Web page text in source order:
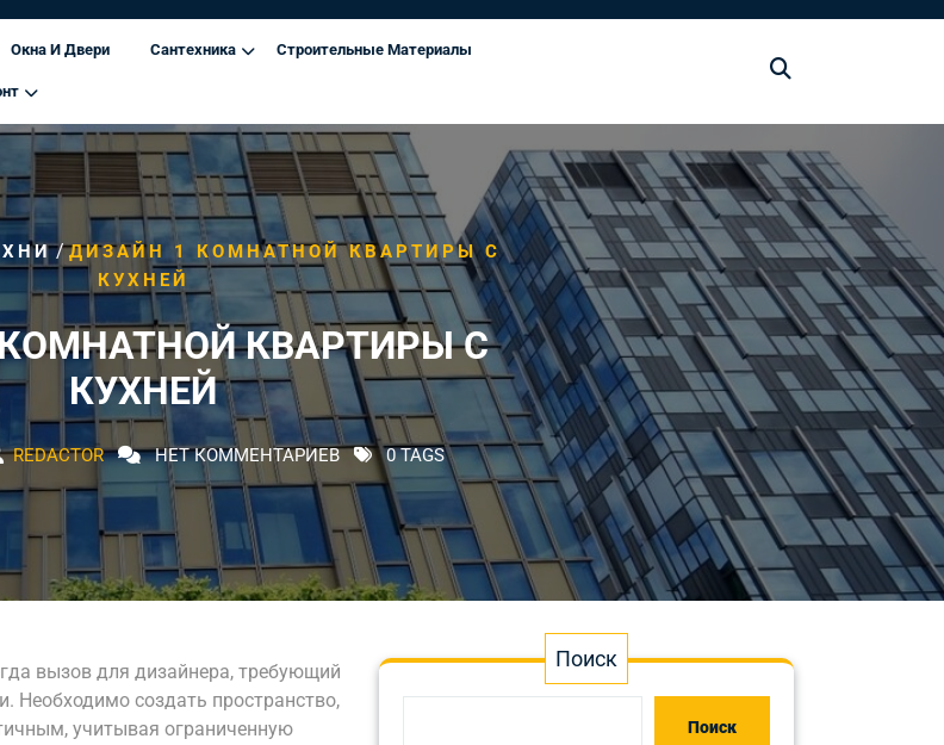
Окна И Двери Сантехника Строительные Материалы
/ДИЗАЙН 1 КОМНАТНОЙ КВАРТИРЫ С
КУХНЕЙ
КВАРТИРЫ С
КУХНЕЙ
REDACTOR НЕТ КОММЕНТАРИЕВ 0 TAGS
вызов для дизайнера, требующий
Необходимо создать пространство,
учитывая ограниченную
Поиск
Поиск